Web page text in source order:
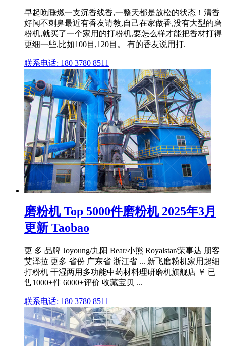
早起晚睡燃一支沉香线香,一整天都是放松的状态！清香
好闻不刺鼻最近有香友请教,自己在家做香,没有大型的磨
粉机,就买了一个家用的打粉机,要怎么样才能把香材打得
更细一些,比如100目,120目。 有的香友说用打.
联系电话: 180 3780 8511
磨粉机 Top 5000件磨粉机 2025年3月
更新 Taobao
更 多 品牌 Joyoung/九阳 Bear/小熊 Royalstar/荣事达 朋客
艾泽拉 更多 省份 广东省 浙江省 ... 新飞磨粉机家用超细
打粉机 干湿两用多功能中药材料理研磨机旗舰店 ￥ 已
售1000+件 6000+评价 收藏宝贝 ...
联系电话: 180 3780 8511